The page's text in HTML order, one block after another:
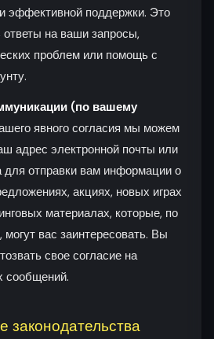
эффективной поддержки. Это
на ваши запросы,
проблем или помощь с
(по вашему
явного согласия мы можем
адрес электронной почты или
для отправки вам информации о
акциях, новых играх
материалах, которые, по
вас заинтересовать. Вы
свое согласие на
сообщений.
законодательства